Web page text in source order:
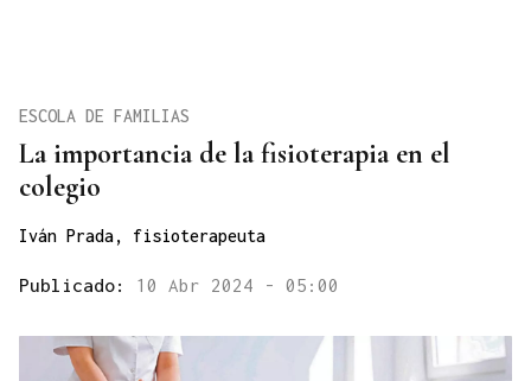
La importancia de la fisioterapia en el
colegio
ESCOLA DE FAMILIAS
Iván Prada, fisioterapeuta
Publicado: 10 Abr 2024 - 05:00